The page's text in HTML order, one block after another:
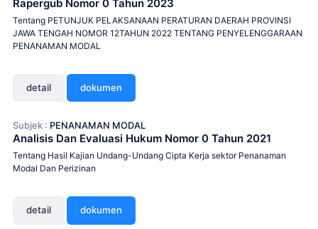
Rapergub Nomor 0 Tahun 2023
Tentang PETUNJUK PELAKSANAAN PERATURAN DAERAH PROVINSI
JAWA TENGAH NOMOR 12TAHUN 2022 TENTANG PENYELENGGARAAN
PENANAMAN MODAL
detail dokumen
Subjek : PENANAMAN MODAL
Analisis Dan Evaluasi Hukum Nomor 0 Tahun 2021
Tentang Hasil Kajian Undang-Undang Cipta Kerja sektor Penanaman
Modal Dan Perizinan
detail dokumen